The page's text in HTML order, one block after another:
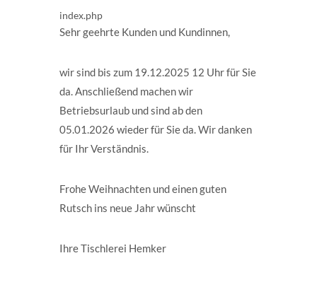
index.php
Sehr geehrte Kunden und Kundinnen,
wir sind bis zum 19.12.2025 12 Uhr für Sie
da. Anschließend machen wir
Betriebsurlaub und sind ab den
05.01.2026 wieder für Sie da. Wir danken
für Ihr Verständnis.
Frohe Weihnachten und einen guten
Rutsch ins neue Jahr wünscht
Ihre Tischlerei Hemker